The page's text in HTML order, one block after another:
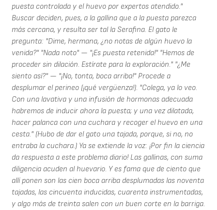
puesta controlada y el huevo por expertos atendido."
Buscar deciden, pues, a la gallina que a la puesta parezca
más cercana, y resulta ser tal la Serafina. El gato le
pregunta: "Dime, hermana, ¿no notas de algún huevo la
venida?" "Nada noto" — "¡Es puesta retenida!" "Hemos de
proceder sin dilación. Estírate para la exploración." "¿Me
siento así?" — "¡No, tonta, boca arriba!" Procede a
desplumar el perineo (¡qué vergüenza!). "Colega, ya lo veo.
Con una lavativa y una infusión de hormonas adecuada
habremos de inducir ahora la puesta; y una vez dilatada,
hacer palanca con una cuchara y recoger el huevo en una
cesta." (Hubo de dar el gato una tajada, porque, si no, no
entraba la cuchara.) Ya se extiende la voz: ¡Por fin la ciencia
da respuesta a este problema diario! Las gallinas, con suma
diligencia acuden al huevario. Y es fama que de ciento que
allí ponen son las cien boca arriba desplumadas las noventa
tajadas, las cincuenta inducidas, cuarenta instrumentadas,
y algo más de treinta salen con un buen corte en la barriga.